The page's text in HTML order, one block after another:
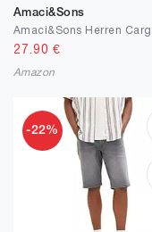
Amaci&Sons
27.90 €
Amazon
-22%